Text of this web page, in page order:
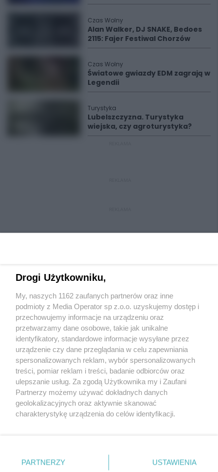
Czas Wolny
Alan Walker, DJ SNAKE, Bedoes
2115: Fajer Festiwal Chorzów
Czas Wolny
Światowe gwiazdy EDM zagrają w
Legendii
Turystyka
Lubelszczyzna. Turystyka
wiejska, czy agroturystyka?
Wydawca mediówlokalnych
Nie zapomnij
zapoznać się z:
polityką prywatności
Twojemiasto
Piekary Śląskie
Chorzów
Tarnowskie Góry
Gliwice
Skontakuj sięz nami
Kontakt
Redakcja
Newsletter
Drogi Użytkowniku,
My, naszych 1162 zaufanych partnerów oraz inne
podmioty z Media Operator sp z.o.o. uzyskujemy dostęp i
przechowujemy informacje na urządzeniu oraz
przetwarzamy dane osobowe, takie jak unikalne
identyfikatory, standardowe informacje wysyłane przez
urządzenie czy dane przeglądania w celu zapewniania
spersonalizowanych reklam, wybór spersonalizowanych
treści, pomiar reklam i treści, badanie odbiorców oraz
ulepszanie usług. Za zgodą Użytkownika my i Zaufani
Partnerzy możemy używać dokładnych danych
geolokalizacyjnych oraz aktywnie skanować
charakterystykę urządzenia do celów identyfikacji.
zmienić/wycofać klikając przycisk ustawień prywatności
znajdujący się w lewym dolnym rogu strony
PARTNERZY USTAWIENIA